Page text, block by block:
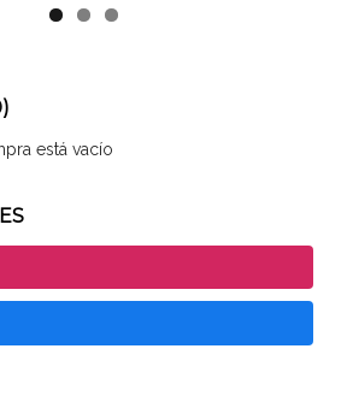
está vacío